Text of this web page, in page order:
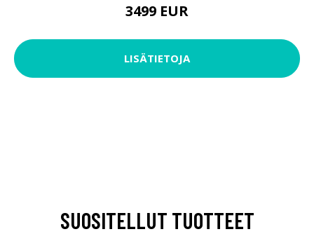
3499 EUR
LISÄTIETOJA
SUOSITELLUT TUOTTEET